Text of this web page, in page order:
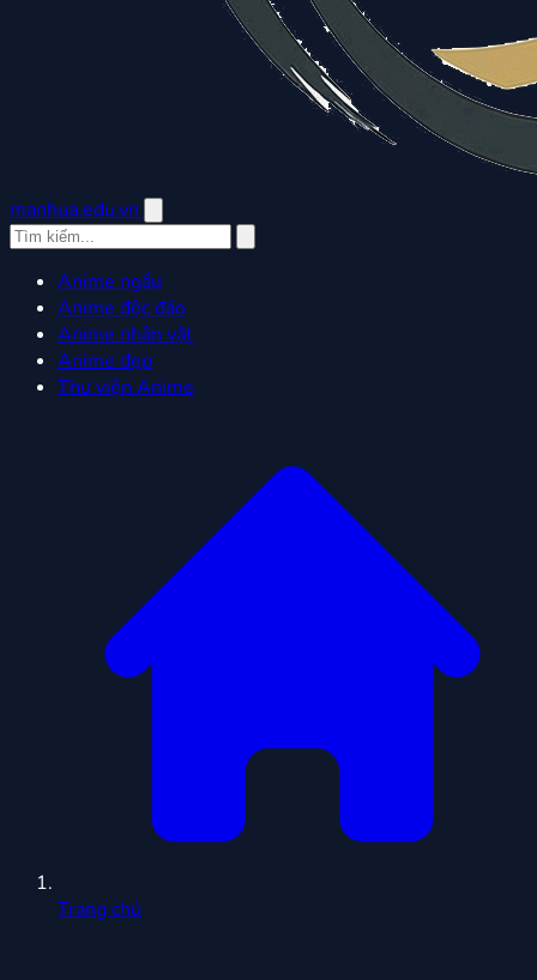
manhua.edu.vn
Anime ngầu
Anime độc đáo
Anime nhân vật
Anime đẹp
Thư viện Anime
Trang chủ